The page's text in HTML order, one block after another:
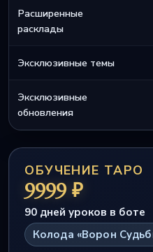
Расширенные
расклады
Эксклюзивные темы
Эксклюзивные
обновления
ОБУЧЕНИЕ ТАРО
9999 ₽
90 дней уроков в боте
Колода «Ворон